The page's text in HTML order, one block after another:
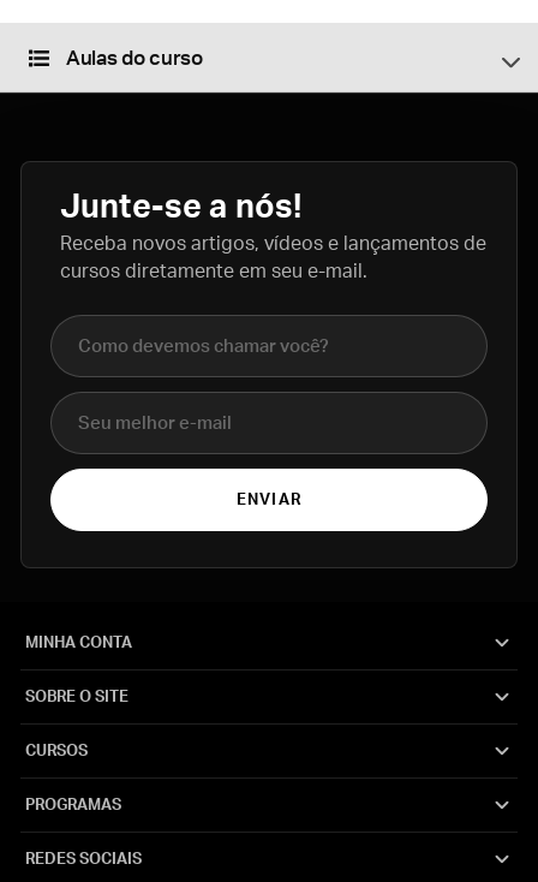
Aulas do curso
Junte-se a nós!
Receba novos artigos, vídeos e lançamentos de
cursos diretamente em seu e-mail.
Nome completo
E-mail
ENVIAR
MINHA CONTA
SOBRE O SITE
CURSOS
PROGRAMAS
REDES SOCIAIS